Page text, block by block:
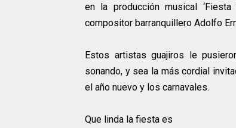
en la producción musical
compositor barranquillero Adolfo
Estos artistas guajiros le
sonando, y sea la más cordial
el año nuevo y los carnavales.
Que linda la fiesta es